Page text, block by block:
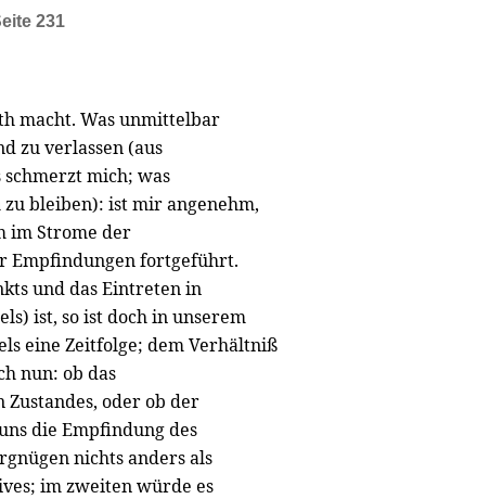
231
macht. Was unmittelbar
zu verlassen (aus
mich; was
bleiben): ist mir angenehm,
im Strome der
Empfindungen fortgeführt.
und das Eintreten in
ist, so ist doch in unserem
eine Zeitfolge; dem Verhältniß
nun: ob das
Zustandes, oder ob der
die Empfindung des
nichts anders als
im zweiten würde es